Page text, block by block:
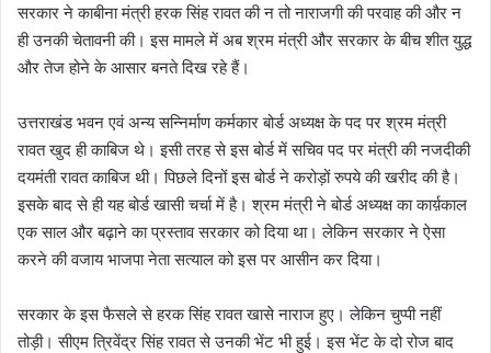
सरकार ने काबीना मंत्री हरक सिंह रावत की न तो नाराजगी की परवाह की और न
ही उनकी चेतावनी की। इस मामले में अब श्रम मंत्री और सरकार के बीच शीत युद्ध
और तेज होने के आसार बनते दिख रहे हैं।
उत्तराखंड भवन एवं अन्य सन्निर्माण कर्मकार बोर्ड अध्यक्ष के पद पर श्रम मंत्री
रावत खुद ही काबिज थे। इसी तरह से इस बोर्ड में सचिव पद पर मंत्री की नजदीकी
दयमंती रावत काबिज थी। पिछले दिनों इस बोर्ड ने करोड़ों रुपये की खरीद की है।
इसके बाद से ही यह बोर्ड खासी चर्चा में है। श्रम मंत्री ने बोर्ड अध्यक्ष का कार्य़काल
एक साल और बढ़ाने का प्रस्ताव सरकार को दिया था। लेकिन सरकार ने ऐसा
करने की वजाय भाजपा नेता सत्याल को इस पर आसीन कर दिया।
सरकार के इस फैसले से हरक सिंह रावत खासे नाराज हुए। लेकिन चुप्पी नहीं
तोड़ी। सीएम त्रिवेंद्र सिंह रावत से उनकी भेंट भी हुई। इस भेंट के दो रोज बाद